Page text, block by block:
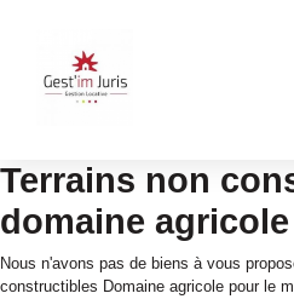
Terrains non
domaine agricole
Nous n'avons pas de biens à vous
constructibles Domaine agricole pour le